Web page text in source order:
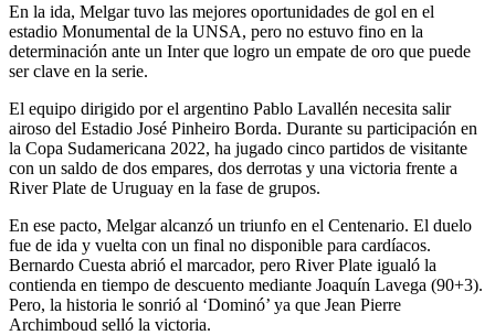
En la ida, Melgar tuvo las mejores oportunidades de gol en el
estadio Monumental de la UNSA, pero no estuvo fino en la
determinación ante un Inter que logro un empate de oro que puede
ser clave en la serie.
El equipo dirigido por el argentino Pablo Lavallén necesita salir
airoso del Estadio José Pinheiro Borda. Durante su participación en
la Copa Sudamericana 2022, ha jugado cinco partidos de visitante
con un saldo de dos empares, dos derrotas y una victoria frente a
River Plate de Uruguay en la fase de grupos.
En ese pacto, Melgar alcanzó un triunfo en el Centenario. El duelo
fue de ida y vuelta con un final no disponible para cardíacos.
Bernardo Cuesta abrió el marcador, pero River Plate igualó la
contienda en tiempo de descuento mediante Joaquín Lavega (90+3).
Pero, la historia le sonrió al ‘Dominó’ ya que Jean Pierre
Archimboud selló la victoria.